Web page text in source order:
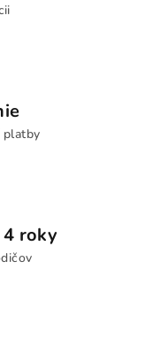
platby
roky